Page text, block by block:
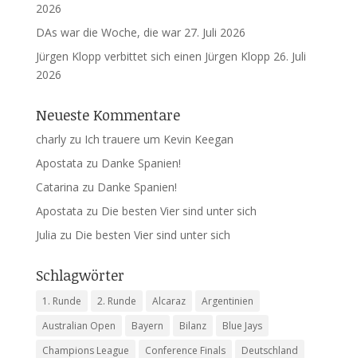
2026
DAs war die Woche, die war 27. Juli 2026
Jürgen Klopp verbittet sich einen Jürgen Klopp 26. Juli
2026
Neueste Kommentare
charlyzu Ich trauere um Kevin Keegan
Apostata zu Danke Spanien!
Catarina zu Danke Spanien!
Apostata zu Die besten Vier sind unter sich
Julia zu Die besten Vier sind unter sich
Schlagwörter
1. Runde 2. Runde Alcaraz
Argentinien
Australian Open
Bayern Bilanz
Blue Jays
Champions League
Conference Finals
Deutschland